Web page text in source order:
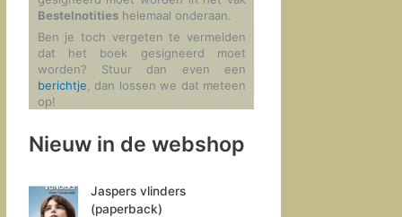
Bestelnotitieshelemaal onderaan.
Ben je toch vergeten te vermelden
dat het boek gesigneerd moet
worden? Stuur dan even een
berichtje , dan lossen we dat meteen
op!
Nieuw in de webshop
Jaspers vlinders
(paperback)